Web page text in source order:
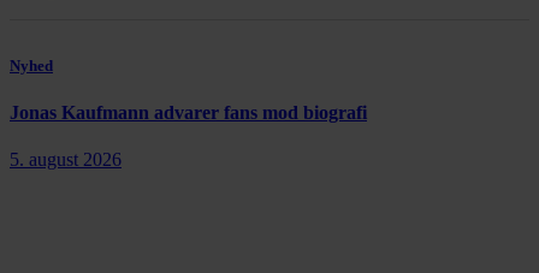
Nyhed
Jonas Kaufmann advarer fans mod biografi
5. august 2026